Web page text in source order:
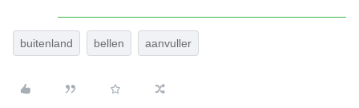
buitenland bellen aanvuller